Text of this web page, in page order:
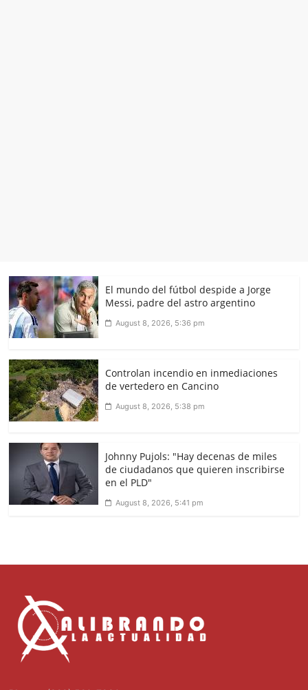
El mundo del fútbol despide a Jorge
Messi, padre del astro argentino
August 8, 2026, 5:36 pm
Controlan incendio en inmediaciones
de vertedero en Cancino
August 8, 2026, 5:38 pm
Johnny Pujols: "Hay decenas de miles
de ciudadanos que quieren inscribirse
en el PLD"
August 8, 2026, 5:41 pm